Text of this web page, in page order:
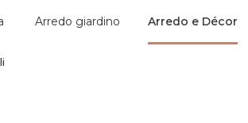
Arredo giardino Arredo e Décor